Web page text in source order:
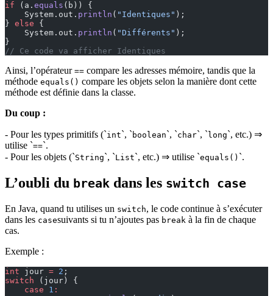
if (a. equals (b)) {
    System.out.
println ( "Identiques" );
} else {
    System.out.
println ( "Différents" );
}
// Ce code va afficher Identiques
Ainsi, l’opérateur == compare les adresses mémoire, tandis que la
méthode equals() compare les objets selon la manière dont cette
méthode est définie dans la classe.
Du coup :
- Pour les types primitifs (`int`, ` boolean`, `char`, ` long`, etc.) ⇒
utilise `==`.
- Pour les objets (`String`, `List`, etc.) ⇒ utilise `equals() `.
L’oubli du break dans les switch case
En Java, quand tu utilises un switch, le code continue à s’exécuter
dans les casesuivants si tu n’ajoutes pas break à la fin de chaque
cas.
Exemple :
int jour = 2 ;
switch (jour) {
    case
1 :